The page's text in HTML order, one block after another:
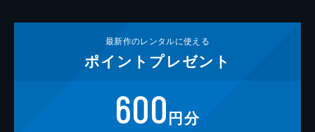
最新作のレンタルに使える
ポイント プレゼント
600円分